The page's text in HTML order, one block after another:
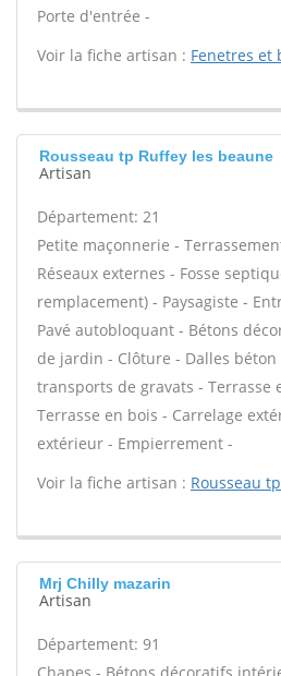
Porte d'entrée -
Voir la fiche artisan : Fenetres et
Rousseau tp Ruffey les beaune
Artisan
Département: 21
Petite maçonnerie -
Réseaux externes - Fosse
remplacement) - Paysagiste -
Pavé autobloquant - Bétons
de jardin - Clôture - Dalles
transports de gravats - Terrasse
Terrasse en bois - Carrelage
extérieur - Empierrement -
Voir la fiche artisan : Rousseau tp
Mrj Chilly mazarin
Artisan
Département: 91